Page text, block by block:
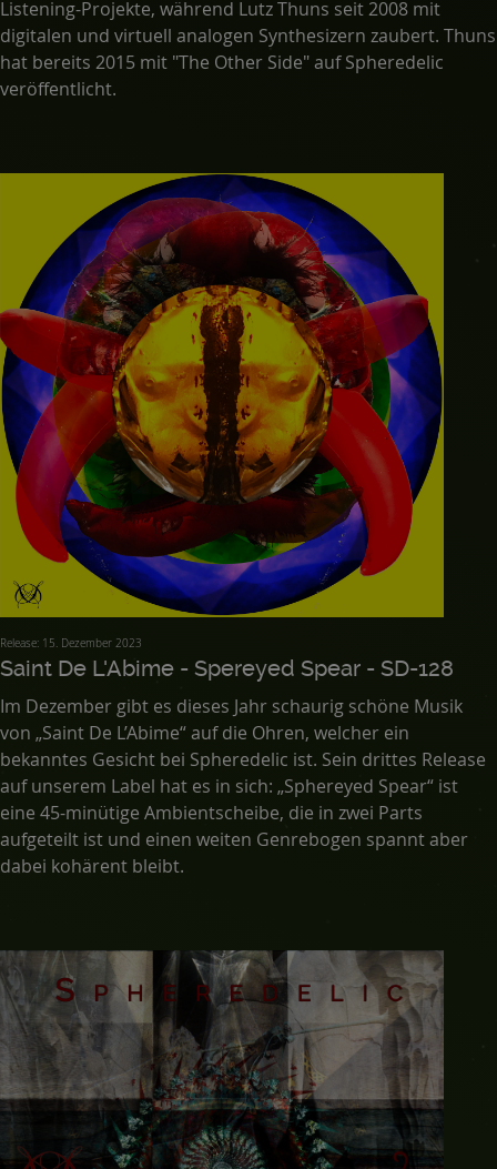
Listening-Projekte, während Lutz Thuns seit 2008 mit
digitalen und virtuell analogen Synthesizern zaubert. Thuns
hat bereits 2015 mit "The Other Side" auf Spheredelic
veröffentlicht.
Release: 15. Dezember 2023
Saint De L'Abime - Spereyed Spear - SD-128
Im Dezember gibt es dieses Jahr schaurig schöne Musik
von „Saint De L’Abime“ auf die Ohren, welcher ein
bekanntes Gesicht bei Spheredelic ist. Sein drittes Release
auf unserem Label hat es in sich: „Sphereyed Spear“ ist
eine 45-minütige Ambientscheibe, die in zwei Parts
aufgeteilt ist und einen weiten Genrebogen spannt aber
dabei kohärent bleibt.